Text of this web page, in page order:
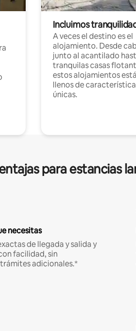
Incluimos
A veces el destino es el
alojamiento. Desde
junto al acantilado
tranquilas casas
estos alojamientos
llenos de
únicas.
para estancias
necesitas
de llegada y salida y
facilidad, sin
adicionales.*